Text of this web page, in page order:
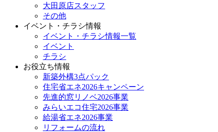
大田原店スタッフ
その他
イベント・チラシ情報
イベント・チラシ情報一覧
イベント
チラシ
お役立ち情報
新築外構3点パック
住宅省エネ2026キャンペーン
先進的窓リノベ2026事業
みらいエコ住宅2026事業
給湯省エネ2026事業
リフォームの流れ